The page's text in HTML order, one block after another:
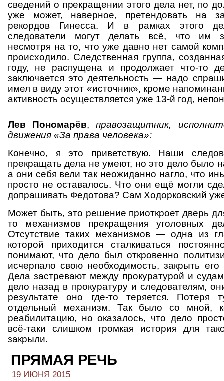
сведений о прекращении этого дела нет, по
уже может, наверное, претендовать на
рекордов Гинесса. И в рамках этого
следователи могут делать всё, что им
несмотря на то, что уже давно нет самой
происходило. Следственная группа,
году, не распущена и продолжает что-то
заключается это деятельность — надо
имел в виду этот «источник», кроме
активность осуществляется уже 13-й год,
Лев Пономарёв,правозащитник,
движения «За права человека»:
Конечно, я это приветствую. Наши
прекращать дела не умеют, но это дело было
а они себя вели так неожиданно нагло, что
просто не оставалось. Что они ещё могли
допрашивать Федотова? Сам Ходорковский
Может быть, это решение приоткроет дверь
то механизмов прекращения уголовных
Отсутствие таких механизмов — одна из
которой приходится сталкиваться
понимают, что дело был откровенно
исчерпало свою необходимость, закрыть
Дела застревают между прокуратурой и
дело назад в прокуратуру и следователям,
результате оно где-то теряется. Потеря
отдельный механизм. Так было со мной,
реабилитацию, но оказалось, что дело
всё-таки слишком громкая история для
закрыли.
ПРЯМАЯ РЕЧЬ
19 ИЮНЯ 2015